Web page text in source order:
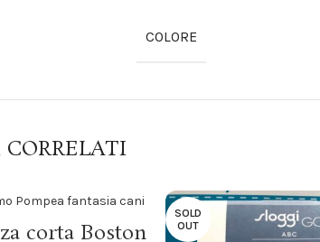
COLORE
corta Boston
SOLD
OUT